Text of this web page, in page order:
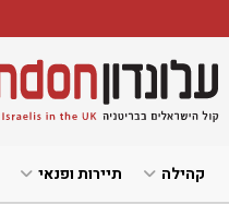
קהילה תיירות ופנאי